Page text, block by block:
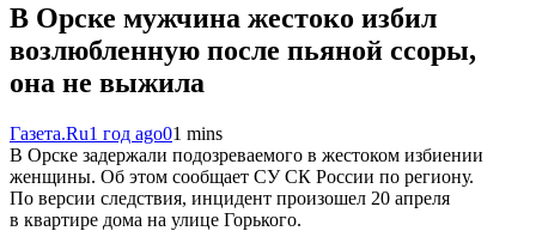
В Орске мужчина жестоко избил
возлюбленную после пьяной ссоры,
она не выжила
Газета.Ru1 год ago01 mins
В Орске задержали подозреваемого в жестоком избиении
женщины. Об этом сообщает СУ СК России по региону.
По версии следствия, инцидент произошел 20 апреля
в квартире дома на улице Горького.